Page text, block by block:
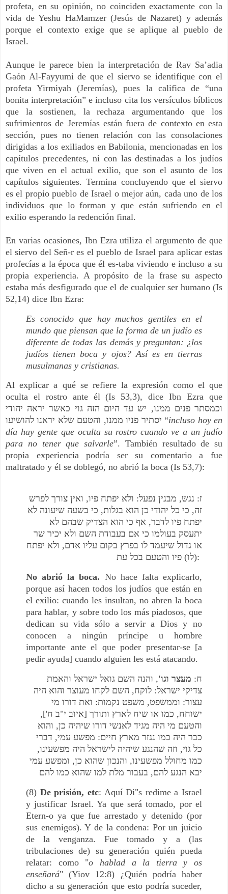
profeta, en su opinión, no coinciden exactamente con la
vida de Yeshu HaMamzer (Jesús de Nazaret) y además
porque el contexto exige que se aplique al pueblo de
Israel.
Aunque le parece bien la interpretación de Rav Sa’adia
Gaón Al-Fayyumi de que el siervo se identifique con el
profeta Yirmiyah (Jeremías), pues la califica de “una
bonita interpretación” e incluso cita los versículos bíblicos
que la sostienen, la rechaza argumentando que los
sufrimientos de Jeremías están fuera de contexto en esta
sección, pues no tienen relación con las consolaciones
dirigidas a los exiliados en Babilonia, mencionadas en los
capítulos precedentes, ni con las destinadas a los judíos
que viven en el actual exilio, que son el asunto de los
capítulos siguientes. Termina concluyendo que el siervo
es el propio pueblo de Israel o mejor aún, cada uno de los
individuos que lo forman y que están sufriendo en el
exilio esperando la redención final.
En varias ocasiones, Ibn Ezra utiliza el argumento de que
el siervo del Señ-r es el pueblo de Israel para aplicar estas
profecías a la época que él es-taba viviendo e incluso a su
propia experiencia. A propósito de la frase su aspecto
estaba más desfigurado que el de cualquier ser humano (Is
52,14) dice Ibn Ezra:
Es conocido que hay muchos gentiles en el
mundo que piensan que la forma de un judío es
diferente de todas las demás y preguntan: ¿los
judíos tienen boca y ojos? Así es en tierras
musulmanas y cristianas.
Al explicar a qué se refiere la expresión como el que
oculta el rostro ante él (Is 53,3), dice Ibn Ezra que
וכמסתר פנים ממנו, יש עד היום הזה גוי כאשר יראה יהודי
יסתיר פניו ממנו, והטעם שלא יראנו להושיעו “incluso hoy en
día hay gente que oculta su rostro cuando ve a un judío
para no tener que salvarle”. También resultado de su
propia experiencia podría ser su comentario a fue
maltratado y él se doblegó, no abrió la boca (Is 53,7):
זה, כי כל יהודי כן הוא בגלות, כי בשעה שיעונה לא
יפתח פיו לדבר, אף כי הוא הצדיק שבהם לא
יתעסק בעולמו כי אם בעבודת השם ולא יכיר שר
או גדול שיעמד לו בפרץ בקום עליו אדם, ולא יפתח
(לו) פיו והטעם בכל עת:
No abrió la boca. No hace falta explicarlo,
porque así hacen todos los judíos que están en
el exilio: cuando les insultan, no abren la boca
para hablar, y sobre todo los más piadosos, que
dedican su vida sólo a servir a Dios y no
conocen a ningún príncipe u hombre
importante ante el que poder presentar-se [a
pedir ayuda] cuando alguien les está atacando.
ח: מעצר וגו', והנה השם גואל ישראל והאמת
צדיקי ישראל: לוקח, השם לקחו מעוצר והוא היה
עצור: וממשפט, משפט נקמות: ואת דורו מי
ישוחח, כמו או שיח לארץ ותורך [איוב י"ב ח'],
והטעם מי היה מגיד לאנשי דורו שיהיה כן, והוא
כבר היה כמו נגזר מארץ חיים: מפשע עמי, דברי
כל גוי, וזה שהנגע שיהיה לישראל היה מפשעינו,
כמו מחולל מפשעינו, והנכון שהוא כן, ומפשע עמי
יבא הנגע להם, בעבור מלת למו שהוא כמו להם
(8) De prisión, etc: Aquí Di"s redime a Israel
y justificar Israel. Ya que será tomado, por el
Etern-o ya que fue arrestado y detenido (por
sus enemigos). Y de la condena: Por un juicio
de la venganza. Fue tomado y a (las
tribulaciones de) su generación quién pueda
relatar: como "o hablad a la tierra y os
enseñará" (Yiov 12:8) ¿Quién podría haber
dicho a su generación que esto podría suceder,